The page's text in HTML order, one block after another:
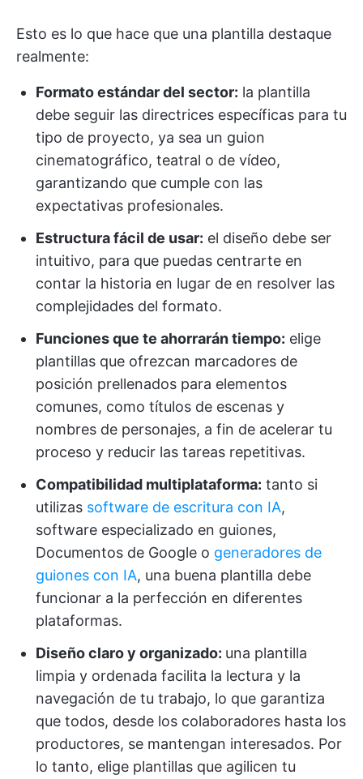
Esto es lo que hace que una plantilla destaque
realmente:
Formato estándar del sector: la plantilla
debe seguir las directrices específicas para tu
tipo de proyecto, ya sea un guion
cinematográfico, teatral o de vídeo,
garantizando que cumple con las
expectativas profesionales.
Estructura fácil de usar: el diseño debe ser
intuitivo, para que puedas centrarte en
contar la historia en lugar de en resolver las
complejidades del formato.
Funciones que te ahorrarán tiempo: elige
plantillas que ofrezcan marcadores de
posición prellenados para elementos
comunes, como títulos de escenas y
nombres de personajes, a fin de acelerar tu
proceso y reducir las tareas repetitivas.
Compatibilidad multiplataforma: tanto si
utilizas software de escritura con IA,
software especializado en guiones,
Documentos de Google o generadores de
guiones con IA, una buena plantilla debe
funcionar a la perfección en diferentes
plataformas.
Diseño claro y organizado: una plantilla
limpia y ordenada facilita la lectura y la
navegación de tu trabajo, lo que garantiza
que todos, desde los colaboradores hasta los
productores, se mantengan interesados. Por
lo tanto, elige plantillas que agilicen tu